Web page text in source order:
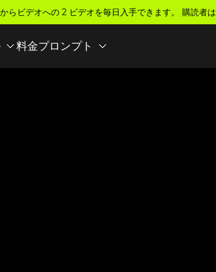
らビデオへの 2 ビデオを毎日入手できます。 購読者は
料金プロンプト